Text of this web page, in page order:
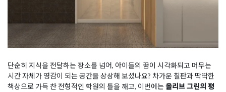
단순히 지식을 전달하는 장소를 넘어, 아이들의 꿈이 시각화되고 머무는
시간 자체가 영감이 되는 공간을 상상해 보셨나요? 차가운 칠판과 딱딱한
책상으로 가득 찬 전형적인 학원의 틀을 깨고, 이번에는올리브 그린의 평